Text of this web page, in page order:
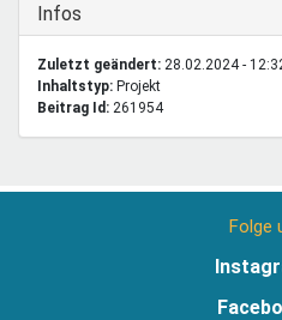
Ausblenden
Infos
Zuletzt geändert: 28.02.2024 -
Inhaltstyp:
projekt
Beitrag Id: 261954
Folge